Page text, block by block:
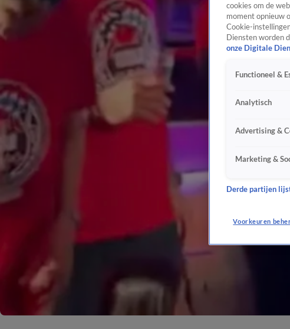
cookies om de
moment opnieuw
Cookie-
Diensten worden
onze Digitale
Functioneel &
Analytisch
Advertising &
Marketing &
Derde partijen
Voorkeuren